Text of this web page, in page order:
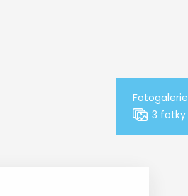
Fotogalerie
3 fotky